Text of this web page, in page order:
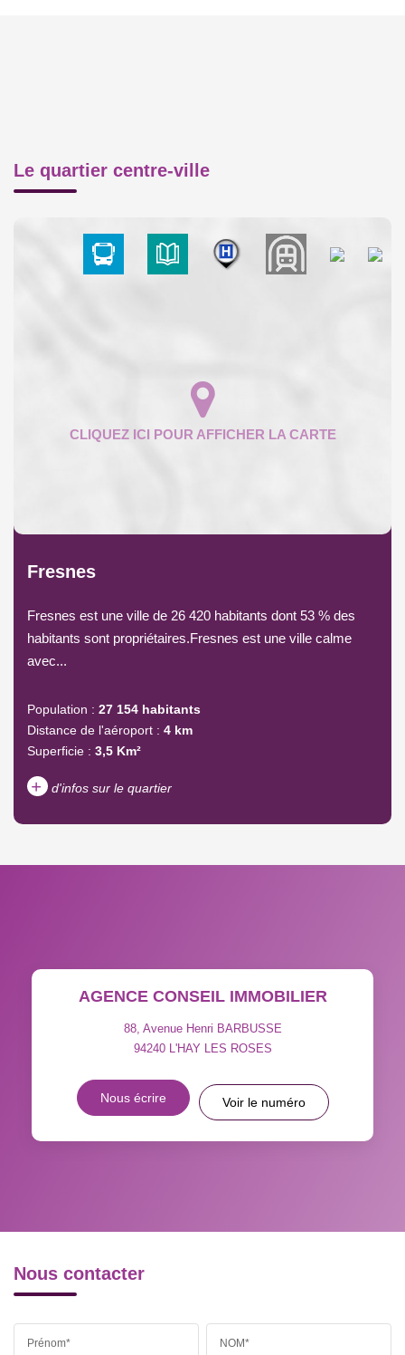
Le quartier centre-ville
Fresnes
Fresnes est une ville de 26 420 habitants dont 53 % des
habitants sont propriétaires.Fresnes est une ville calme
avec...
Population : 27 154 habitants
Distance de l'aéroport : 4 km
Superficie : 3,5 Km²
+ d'infos sur le quartier
TAXE FONCIÈRE
PART DES MÉNAGES SANS
VOITURE
RÉSULTATS DES LYCÉES ECOLES ET CRÈCHES
AGENCE CONSEIL IMMOBILIER
88, Avenue Henri BARBUSSE
94240 L'HAY LES ROSES
Nous écrire Voir le numéro
Nous contacter
Prénom* NOM*